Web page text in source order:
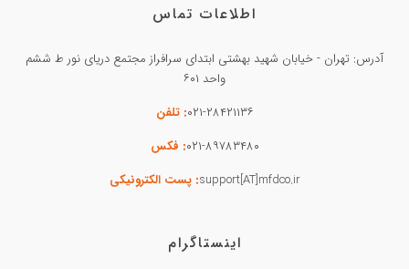
اطلاعات تماس
آدرس: تهران - خیابان شهید بهشتی ابتدای سرافراز مجتمع دریای نور ط ششم
واحد ۶۰۱
۰۲۱-۲۸۴۲۱۱۳۶: تلفن
۰۲۱-۸۹۷۸۳۴۸۰: فکس
support[AT]mfdco.ir: پست الکترونیکی
اینستاگرام